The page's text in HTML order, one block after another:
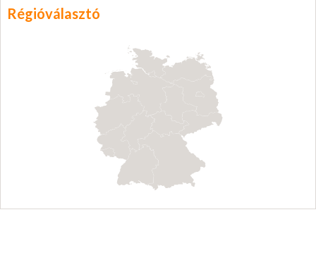
Régióválasztó